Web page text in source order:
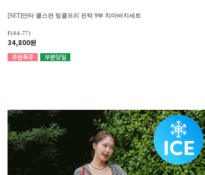
[SET]만타 쿨스판 링클프리 핀턱 9부 치마바지세트
F(44-77)
34,800원